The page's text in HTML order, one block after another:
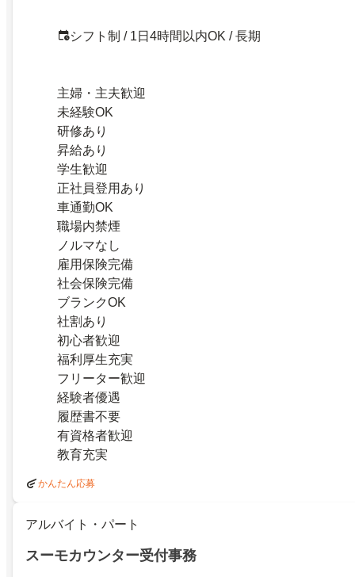
シフト制 / 1日4時間以内OK / 長期
主婦・主夫歓迎
未経験OK
研修あり
昇給あり
学生歓迎
正社員登用あり
車通勤OK
職場内禁煙
ノルマなし
雇用保険完備
社会保険完備
ブランクOK
社割あり
初心者歓迎
福利厚生充実
フリーター歓迎
経験者優遇
履歴書不要
有資格者歓迎
教育充実
かんたん応募
アルバイト・パート
スーモカウンター受付事務